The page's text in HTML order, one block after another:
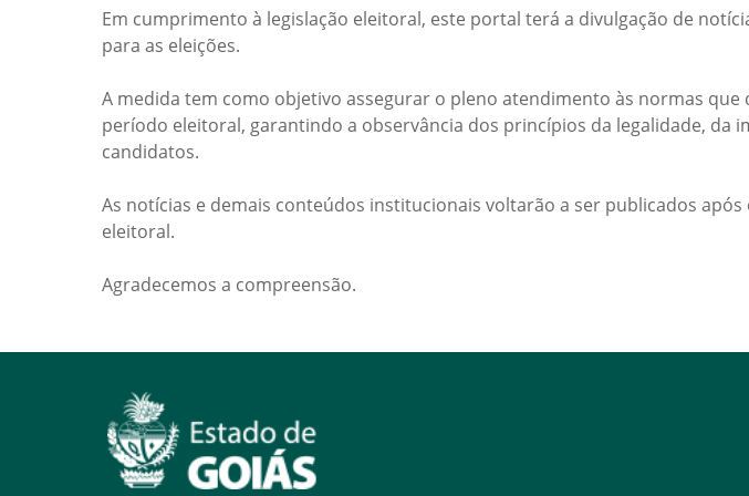
Em cumprimento à legislação eleitoral, este portal terá a divulgação de
para as eleições.
A medida tem como objetivo assegurar o pleno atendimento às normas
período eleitoral, garantindo a observância dos princípios da legalidade,
candidatos.
As notícias e demais conteúdos institucionais voltarão a ser publicados
eleitoral.
Agradecemos a compreensão.